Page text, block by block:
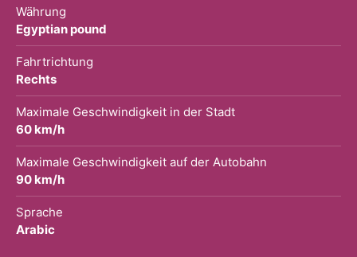
Währung
Egyptian pound
Fahrtrichtung
Rechts
Maximale Geschwindigkeit in der Stadt
60 km/h
Maximale Geschwindigkeit auf der Autobahn
90 km/h
Sprache
Arabic